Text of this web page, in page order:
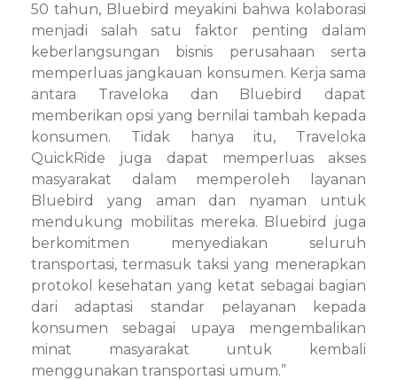
50 tahun, Bluebird meyakini bahwa kolaborasi
menjadi salah satu faktor penting dalam
keberlangsungan bisnis perusahaan serta
memperluas jangkauan konsumen. Kerja sama
antara Traveloka dan Bluebird dapat
memberikan opsi yang bernilai tambah kepada
konsumen. Tidak hanya itu, Traveloka
QuickRide juga dapat memperluas akses
masyarakat dalam memperoleh layanan
Bluebird yang aman dan nyaman untuk
mendukung mobilitas mereka. Bluebird juga
berkomitmen menyediakan seluruh
transportasi, termasuk taksi yang menerapkan
protokol kesehatan yang ketat sebagai bagian
dari adaptasi standar pelayanan kepada
konsumen sebagai upaya mengembalikan
minat masyarakat untuk kembali
menggunakan transportasi umum.”